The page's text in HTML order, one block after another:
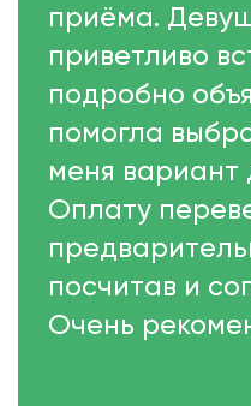
приёма.
приветливо
подробно
помогла
меня вариант
Оплату
посчитав и
Очень